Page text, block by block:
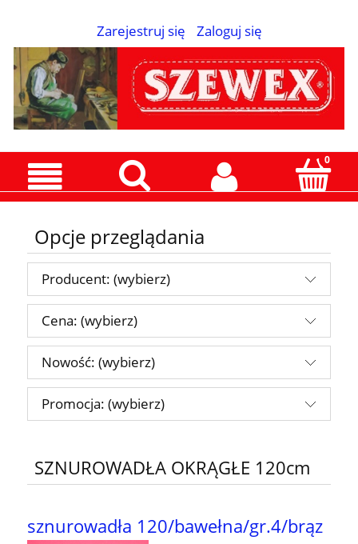
Zarejestruj się Zaloguj się
Opcje przeglądania
Producent: (wybierz)
Cena: (wybierz)
Nowość: (wybierz)
Promocja: (wybierz)
SZNUROWADŁA OKRĄGŁE 120cm
sznurowadła 120/bawełna/gr.4/brąz